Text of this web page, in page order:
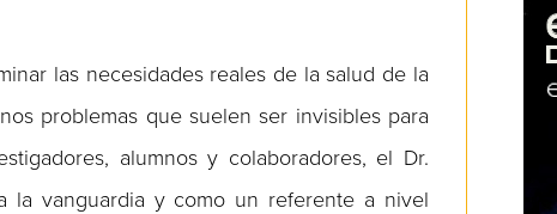
las necesidades reales de la salud de la
problemas que suelen ser invisibles para
alumnos y colaboradores, el Dr.
la vanguardia y como un referente a nivel